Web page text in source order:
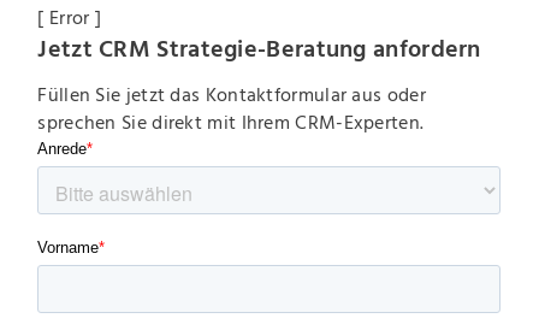
[ Error ]
Jetzt CRM Strategie-Beratung anfordern
Füllen Sie jetzt das Kontaktformular aus oder
sprechen Sie direkt mit Ihrem CRM-Experten.